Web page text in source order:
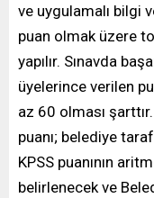
ve uygulamalı bilgi
puan olmak üzere
yapılır. Sınavda
üyelerince verilen
az 60 olması
puanı; belediye
KPSS puanının
belirlenecek ve